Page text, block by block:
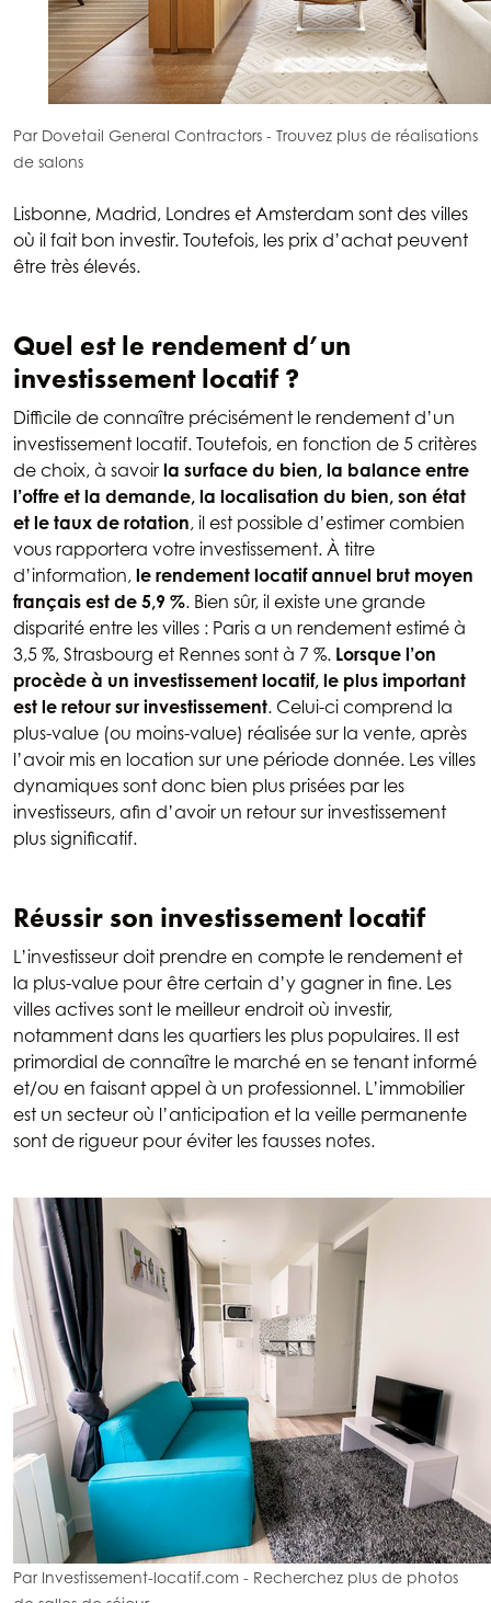
Par Dovetail General Contractors - Trouvez plus de réalisations
de salons
Lisbonne, Madrid, Londres et Amsterdam sont des villes
où il fait bon investir. Toutefois, les prix d’achat peuvent
être très élevés.
Quel est le rendement d’un
investissement locatif ?
Difficile de connaître précisément le rendement d’un
investissement locatif. Toutefois, en fonction de 5 critères
de choix, à savoir la surface du bien, la balance entre
l’offre et la demande, la localisation du bien, son état
et le taux de rotation, il est possible d’estimer combien
vous rapportera votre investissement. À titre
d’information, le rendement locatif annuel brut moyen
français est de 5,9 %. Bien sûr, il existe une grande
disparité entre les villes : Paris a un rendement estimé à
3,5 %, Strasbourg et Rennes sont à 7 %. Lorsque l’on
procède à un investissement locatif, le plus important
est le retour sur investissement. Celui-ci comprend la
plus-value (ou moins-value) réalisée sur la vente, après
l’avoir mis en location sur une période donnée. Les villes
dynamiques sont donc bien plus prisées par les
investisseurs, afin d’avoir un retour sur investissement
plus significatif.
Réussir son investissement locatif
L’investisseur doit prendre en compte le rendement et
la plus-value pour être certain d’y gagner in fine. Les
villes actives sont le meilleur endroit où investir,
notamment dans les quartiers les plus populaires. Il est
primordial de connaître le marché en se tenant informé
et/ou en faisant appel à un professionnel. L’immobilier
est un secteur où l’anticipation et la veille permanente
sont de rigueur pour éviter les fausses notes.
Par Investissement-locatif.com - Recherchez plus de photos